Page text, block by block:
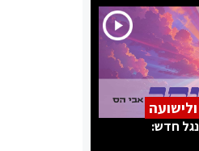
חדש: